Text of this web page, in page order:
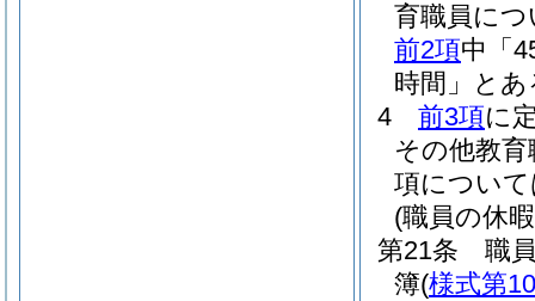
育職員に
前2項中「
時間」と
4
前3項に
その他教
項につい
(職員の休
第21条
職
簿(様式第